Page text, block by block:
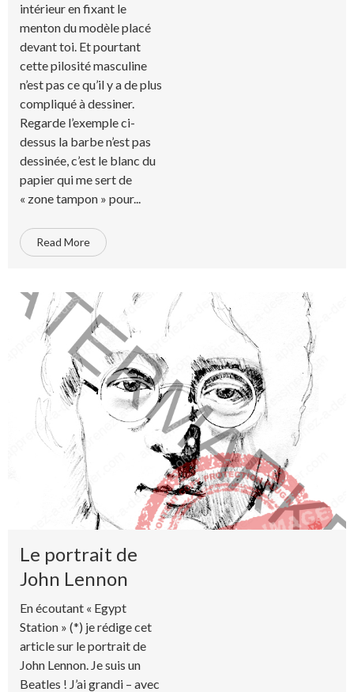
intérieur en fixant le
menton du modèle placé
devant toi. Et pourtant
cette pilosité masculine
n’est pas ce qu’il y a de plus
compliqué à dessiner.
Regarde l’exemple ci-
dessus la barbe n’est pas
dessinée, c’est le blanc du
papier qui me sert de
« zone tampon » pour...
Read More
Le portrait de
John Lennon
En écoutant « Egypt
Station » (*) je rédige cet
article sur le portrait de
John Lennon. Je suis un
Beatles ! J’ai grandi – avec